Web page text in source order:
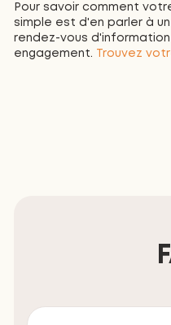
Pour savoir comment
simple est d'en parler à
rendez-vous
engagement.
Trouvez